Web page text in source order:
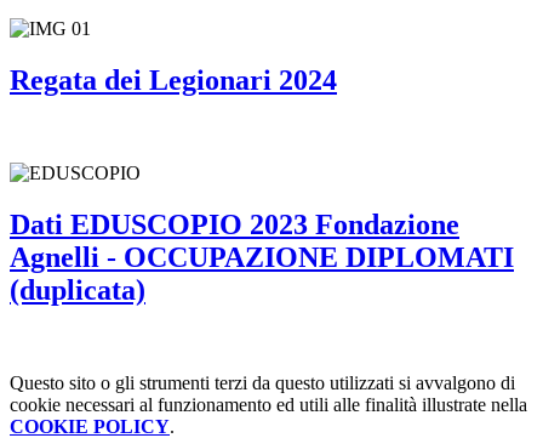
Regata dei Legionari 2024
Dati EDUSCOPIO 2023 Fondazione
Agnelli - OCCUPAZIONE DIPLOMATI
(duplicata)
Questo sito o gli strumenti terzi da questo utilizzati si avvalgono di
cookie necessari al funzionamento ed utili alle finalità illustrate nella
COOKIE POLICY.